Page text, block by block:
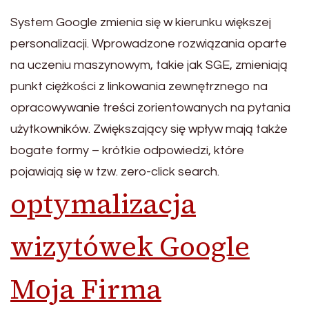
System Google zmienia się w kierunku większej
personalizacji. Wprowadzone rozwiązania oparte
na uczeniu maszynowym, takie jak SGE, zmieniają
punkt ciężkości z linkowania zewnętrznego na
opracowywanie treści zorientowanych na pytania
użytkowników. Zwiększający się wpływ mają także
bogate formy – krótkie odpowiedzi, które
pojawiają się w tzw. zero-click search.
optymalizacja
wizytówek Google
Moja Firma